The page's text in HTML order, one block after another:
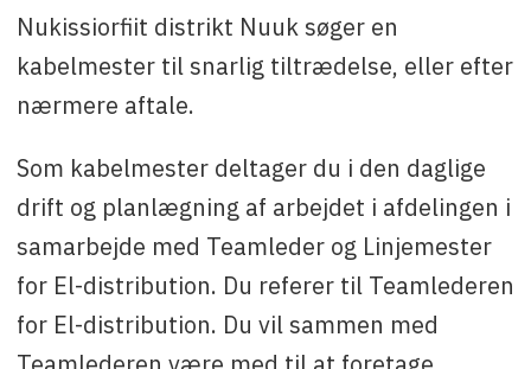
74 01 regj@nukissiorfiit.gl
Nukissiorfiit distrikt Nuuk søger en
kabelmester til snarlig tiltrædelse, eller efter
nærmere aftale.
Som kabelmester deltager du i den daglige
drift og planlægning af arbejdet i afdelingen i
samarbejde med Teamleder og Linjemester
for El-distribution. Du referer til Teamlederen
for El-distribution. Du vil sammen med